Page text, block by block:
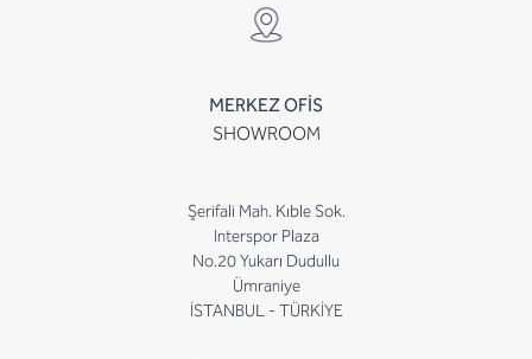
MERKEZ OFİS
SHOWROOM
Şerifali Mah. Kıble Sok.
Interspor Plaza
No.20 Yukarı Dudullu
Ümraniye
İSTANBUL - TÜRKİYE